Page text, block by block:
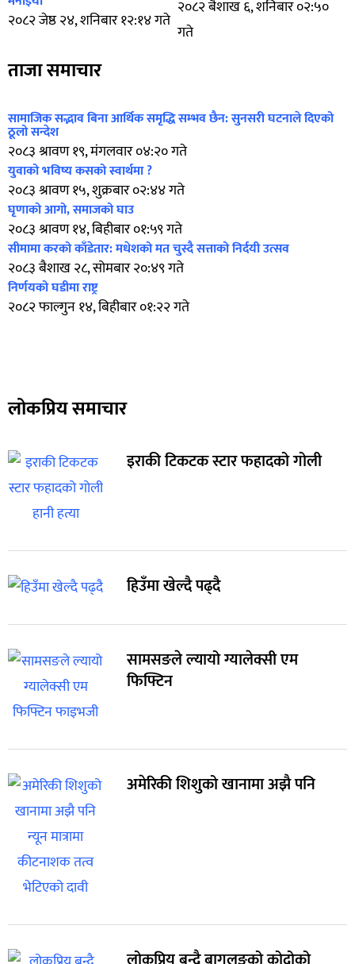
२०८२ जेष्ठ २४, शनिबार १२:१४ गते
२०८२ बैशाख ६, शनिबार ०२:५०
गते
ताजा समाचार
सामाजिक सद्भाव बिना आर्थिक समृद्धि सम्भव छैन: सुनसरी घटनाले दिएको
ठूलो सन्देश
२०८३ श्रावण १९, मंगलवार ०४:२० गते
युवाको भविष्य कसको स्वार्थमा ?
२०८३ श्रावण १५, शुक्रबार ०२:४४ गते
घृणाको आगो, समाजको घाउ
२०८३ श्रावण १४, बिहीबार ०१:५९ गते
सीमामा करको काँडेतार: मधेशको मत चुस्दै सत्ताको निर्दयी उत्सव
२०८३ बैशाख २८, सोमबार २०:४९ गते
निर्णयको घडीमा राष्ट्र
२०८२ फाल्गुन १४, बिहीबार ०१:२२ गते
लोकप्रिय समाचार
इराकी टिकटक स्टार फहादको गोली
हिउँमा खेल्दै पढ्दै
सामसङले ल्यायो ग्यालेक्सी एम
फिफ्टिन
अमेरिकी शिशुको खानामा अझै पनि